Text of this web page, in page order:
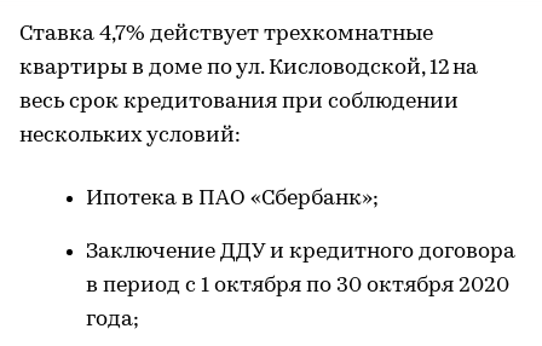
Ставка 4,7% действует трехкомнатные
квартиры в доме по ул. Кисловодской, 12 на
весь срок кредитования при соблюдении
нескольких условий:
Ипотека в ПАО «Сбербанк»;
Заключение ДДУ и кредитного договора
в период с 1 октября по 30 октября 2020
года;